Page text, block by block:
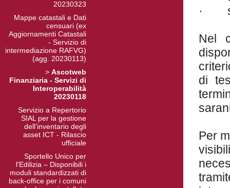
20230323
Mappe catastali e Dati
censuari (ex
Aggiornamenti Catastali
- Servizio di
intermediazione RAFVG)
(agg. 20230113)
>Ascotweb
Finanziaria - Servizi di
Interoperabilità
20230118
Servizio a Repertorio
SIAL per la gestione
dell’inventario degli
asset ICT - Rilascio
ufficiale
Sportello Unico per
l'Edilizia – Disponibili i
moduli standardizzati di
back-office per i comuni
·
Nel
di
Per